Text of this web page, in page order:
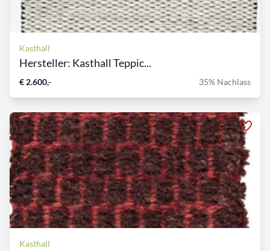
Kasthall
Hersteller: Kasthall Teppic...
€ 2.600,- 35% Nachlass
Kasthall